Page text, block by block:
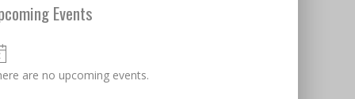
Events
are no upcoming events.